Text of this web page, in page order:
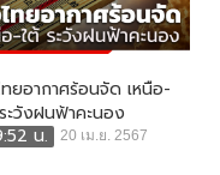
ยอากาศร้อนจัด เหนือ-
ะวังฝนฟ้าคะนอง
น.
20 เม.ย. 2567